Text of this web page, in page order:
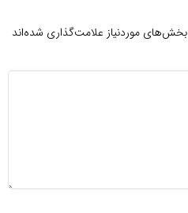
بخش‌های موردنیاز علامت‌گذاری شده‌اند